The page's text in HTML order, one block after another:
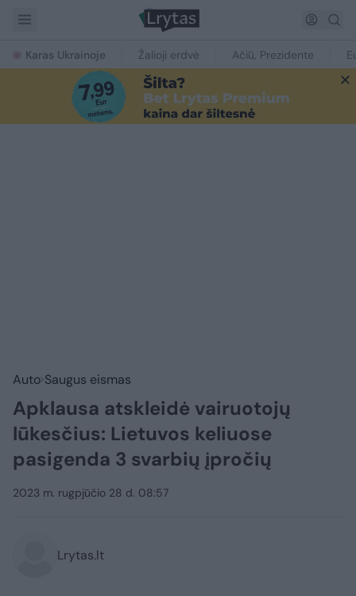
Karas Ukrainoje Žalioji erdvė Ačiū, Prezidente
Auto Saugus eismas
Apklausa atskleidė vairuotojų
lūkesčius: Lietuvos keliuose
pasigenda 3 svarbių įpročių
2023 m. rugpjūčio 28 d. 08:57
Lrytas.lt